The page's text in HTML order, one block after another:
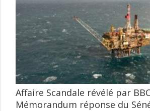
Affaire Scandale révélé par
Mémorandum réponse du